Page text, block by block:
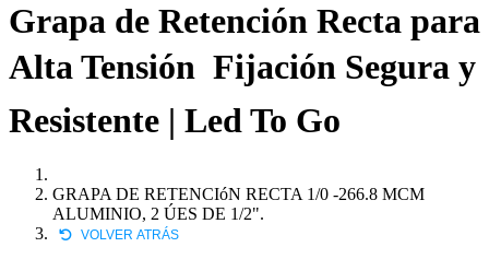
Grapa de Retención Recta para
Alta Tensión  Fijación Segura y
Resistente | Led To Go
GRAPA DE RETENCIóN RECTA 1/0 -266.8 MCM
ALUMINIO, 2 ÚES DE 1/2".
VOLVER ATRÁS